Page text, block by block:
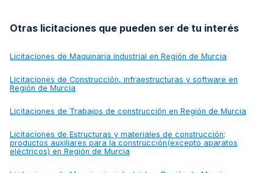
Otras licitaciones que pueden ser de tu interés
Licitaciones de Maquinaria industrial en Región de Murcia
Licitaciones de Construcción, infraestructuras y software en
Región de Murcia
Licitaciones de Trabajos de construcción en Región de Murcia
Licitaciones de Estructuras y materiales de construcción;
productos auxiliares para la construcción(excepto aparatos
eléctricos) en Región de Murcia